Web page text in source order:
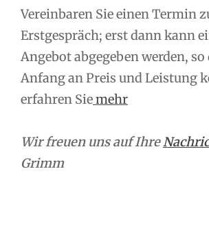
Vereinbaren Sie einen Termin
Erstgespräch; erst dann kann
Angebot abgegeben werden, so
Anfang an Preis und Leistung
erfahren Siemehr
Wir freuen uns auf Ihre
Grimm